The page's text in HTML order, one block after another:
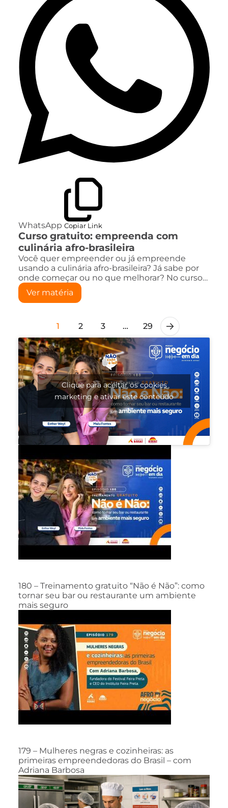
WhatsApp Copiar Link
Curso gratuito: empreenda com
culinária afro-brasileira
Você quer empreender ou já empreende
usando a culinária afro-brasileira? Já sabe por
onde começar ou no que melhorar? No curso…
Ver matéria
1 2 3 … 29
Clique para aceitar os cookies
marketing e ativar este conteúdo
180 – Treinamento gratuito “Não é Não”: como
tornar seu bar ou restaurante um ambiente
mais seguro
179 – Mulheres negras e cozinheiras: as
primeiras empreendedoras do Brasil – com
Adriana Barbosa